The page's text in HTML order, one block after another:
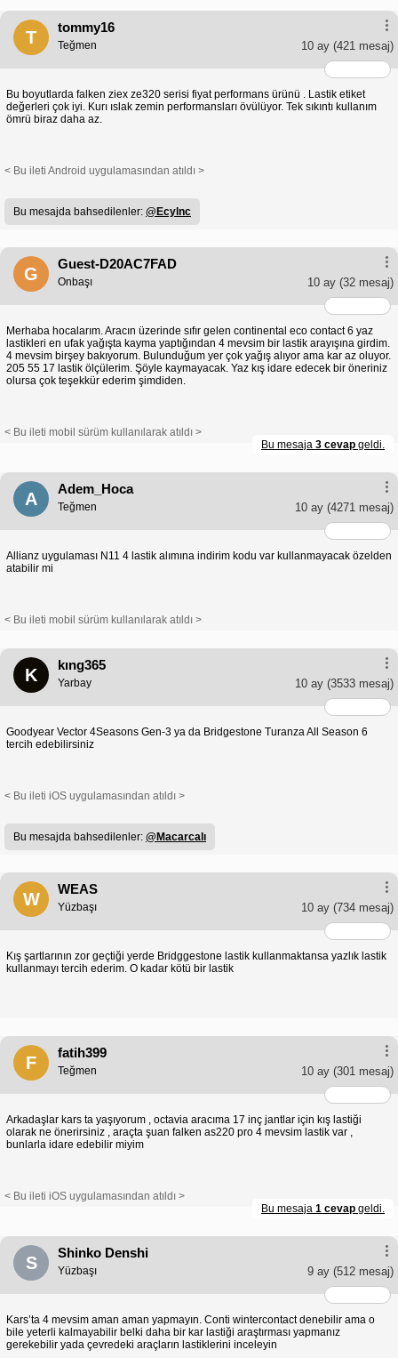
T
tommy16
10 ay (421 mesaj)
Teğmen
Bu boyutlarda falken ziex ze320 serisi fiyat performans ürünü . Lastik etiket
değerleri çok iyi. Kurı ıslak zemin performansları övülüyor. Tek sıkıntı kullanım
ömrü biraz daha az.
< Bu ileti Android uygulamasından atıldı >
Bu mesajda bahsedilenler: @Ecylnc
G
Guest-D20AC7FAD
10 ay (32 mesaj)
Onbaşı
Merhaba hocalarım. Aracın üzerinde sıfır gelen continental eco contact 6 yaz
lastikleri en ufak yağışta kayma yaptığından 4 mevsim bir lastik arayışına girdim.
4 mevsim birşey bakıyorum. Bulunduğum yer çok yağış alıyor ama kar az oluyor.
205 55 17 lastik ölçülerim. Şöyle kaymayacak. Yaz kış idare edecek bir öneriniz
olursa çok teşekkür ederim şimdiden.
< Bu ileti mobil sürüm kullanılarak atıldı >
Bu mesaja 3 cevap geldi.
A
Adem_Hoca
10 ay (4271 mesaj)
Teğmen
Allianz uygulaması N11 4 lastik alımına indirim kodu var kullanmayacak özelden
atabilir mi
< Bu ileti mobil sürüm kullanılarak atıldı >
K
kıng365
10 ay (3533 mesaj)
Yarbay
Goodyear Vector 4Seasons Gen-3 ya da Bridgestone Turanza All Season 6
tercih edebilirsiniz
< Bu ileti iOS uygulamasından atıldı >
Bu mesajda bahsedilenler: @Macarcalı
W
WEAS
10 ay (734 mesaj)
Yüzbaşı
Kış şartlarının zor geçtiği yerde Bridggestone lastik kullanmaktansa yazlık lastik
kullanmayı tercih ederim. O kadar kötü bir lastik
F
fatih399
10 ay (301 mesaj)
Teğmen
Arkadaşlar kars ta yaşıyorum , octavia aracıma 17 inç jantlar için kış lastiği
olarak ne önerirsiniz , araçta şuan falken as220 pro 4 mevsim lastik var ,
bunlarla idare edebilir miyim
< Bu ileti iOS uygulamasından atıldı >
Bu mesaja 1 cevap geldi.
S
Shinko Denshi
9 ay (512 mesaj)
Yüzbaşı
Kars’ta 4 mevsim aman aman yapmayın. Conti wintercontact denebilir ama o
bile yeterli kalmayabilir belki daha bir kar lastiği araştırması yapmanız
gerekebilir yada çevredeki araçların lastiklerini inceleyin